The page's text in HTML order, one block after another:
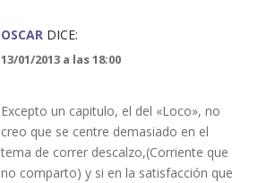
OSCAR DICE:
13/01/2013 a las 18:00
Excepto un capitulo, el del «Loco», no
creo que se centre demasiado en el
tema de correr descalzo,(Corriente que
no comparto) y si en la satisfacción que